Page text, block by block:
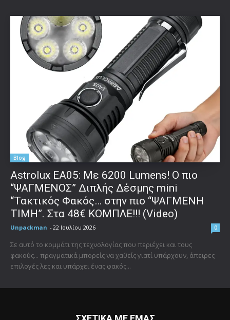
Blog
Astrolux ΕΑ05: Με 6200 Lumens! Ο πιο
“ΨΑΓΜΕΝΟΣ” Διπλής Δέσμης mini
“Τακτικός Φακός… στην πιο “ΨΑΓΜΕΝΗ
ΤΙΜΗ”. Στα 48€ ΚΟΜΠΛΕ!!! (Video)
Unpackman - 22 Ιουλίου 2026 0
Σε αυτό το κομμάτι της τεχνολογίας που περιέχει και τους
φακούς... πραγματικά μπορείς να χαθείς γιατί υπάρχουν, άπειρες
επιλογές λες και υπάρχει ένας φακός...